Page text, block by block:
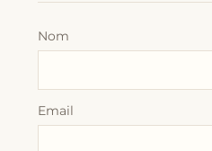
Nom
Email